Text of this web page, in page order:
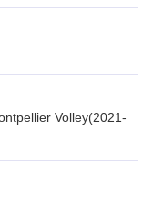
Volley(2021-